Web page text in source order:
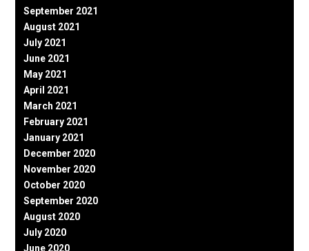
September 2021
August 2021
July 2021
June 2021
May 2021
April 2021
March 2021
February 2021
January 2021
December 2020
November 2020
October 2020
September 2020
August 2020
July 2020
June 2020